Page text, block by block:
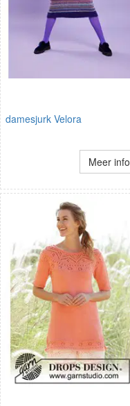
damesjurk Velora
Meer info